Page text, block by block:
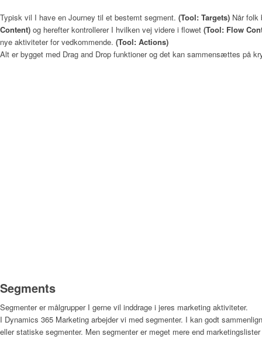
Typisk vil I have en Journey til et bestemt segment. (Tool: Targets) Når folk
Content) og herefter kontrollerer I hvilken vej videre i flowet (Tool: Flow
nye aktiviteter for vedkommende. (Tool: Actions)
Alt er bygget med Drag and Drop funktioner og det kan sammensættes på
Segments
Segmenter er målgrupper I gerne vil inddrage i jeres marketing aktiviteter.
I Dynamics 365 Marketing arbejder vi med segmenter. I kan godt
eller statiske segmenter. Men segmenter er meget mere end